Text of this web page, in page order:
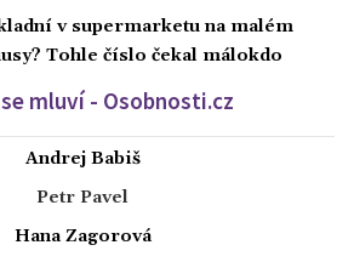
v supermarketu na malém
Tohle číslo čekal málokdo
mluví - Osobnosti.cz
Andrej Babiš
Petr Pavel
Hana Zagorová